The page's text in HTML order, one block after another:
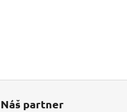
Náš partner